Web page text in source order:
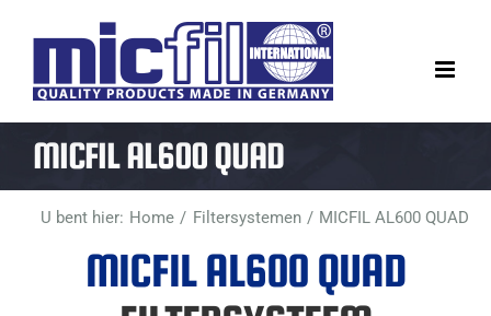
inhoud
MICFIL AL600 QUAD
U bent hier: Home Filtersystemen MICFIL AL600 QUAD
MICFIL AL600 QUAD